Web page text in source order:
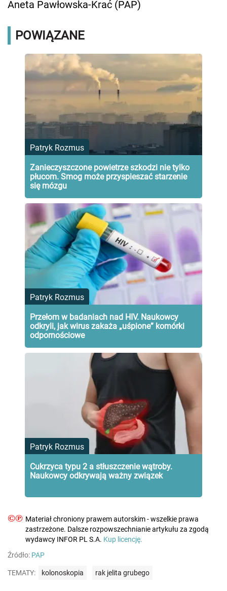
Aneta Pawłowska-Krać (PAP)
POWIĄZANE
Patryk Rozmus
Zanieczyszczone powietrze szkodzi nie tylko
płucom. Smog może przyspieszać starzenie
się mózgu
Patryk Rozmus
Przełom w badaniach nad HIV. Naukowcy
odkryli, jak wirus zakaża „uśpione” komórki
odpornościowe
Patryk Rozmus
Cukrzyca typu 2 a stłuszczenie wątroby.
Naukowcy odkrywają ważny związek
©℗ Materiał chroniony prawem autorskim - wszelkie prawa
zastrzeżone. Dalsze rozpowszechnianie artykułu za zgodą
wydawcy INFOR PL S.A. Kup licencję.
Źródło: PAP
TEMATY: kolonoskopia rak jelita grubego